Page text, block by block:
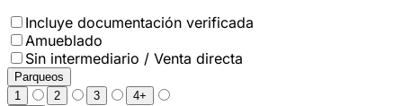
Incluye documentación verificada
Amueblado
Sin intermediario / Venta directa
Parqueos
1
2 3
4+